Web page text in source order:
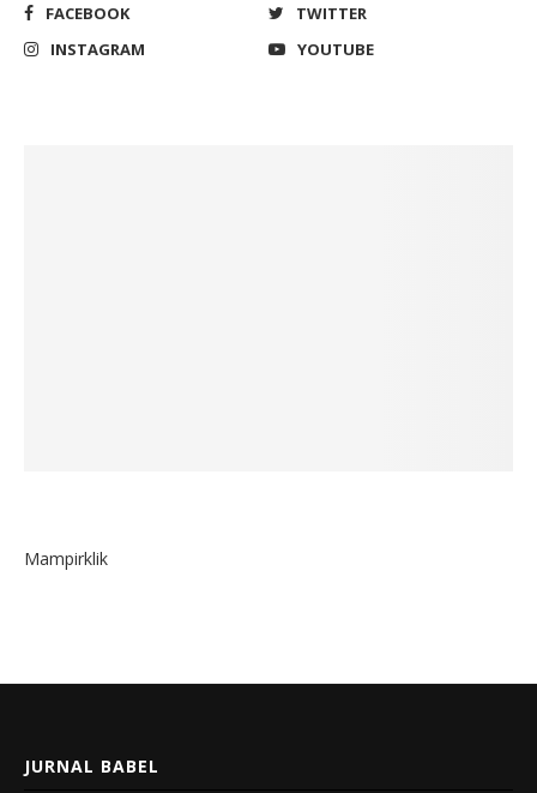
FACEBOOK
TWITTER
INSTAGRAM
YOUTUBE
Mampirklik
JURNAL BABEL